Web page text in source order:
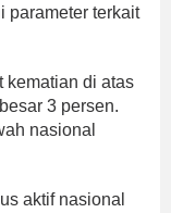
parameter terkait
kematian di atas
3 persen.
nasional
aktif nasional